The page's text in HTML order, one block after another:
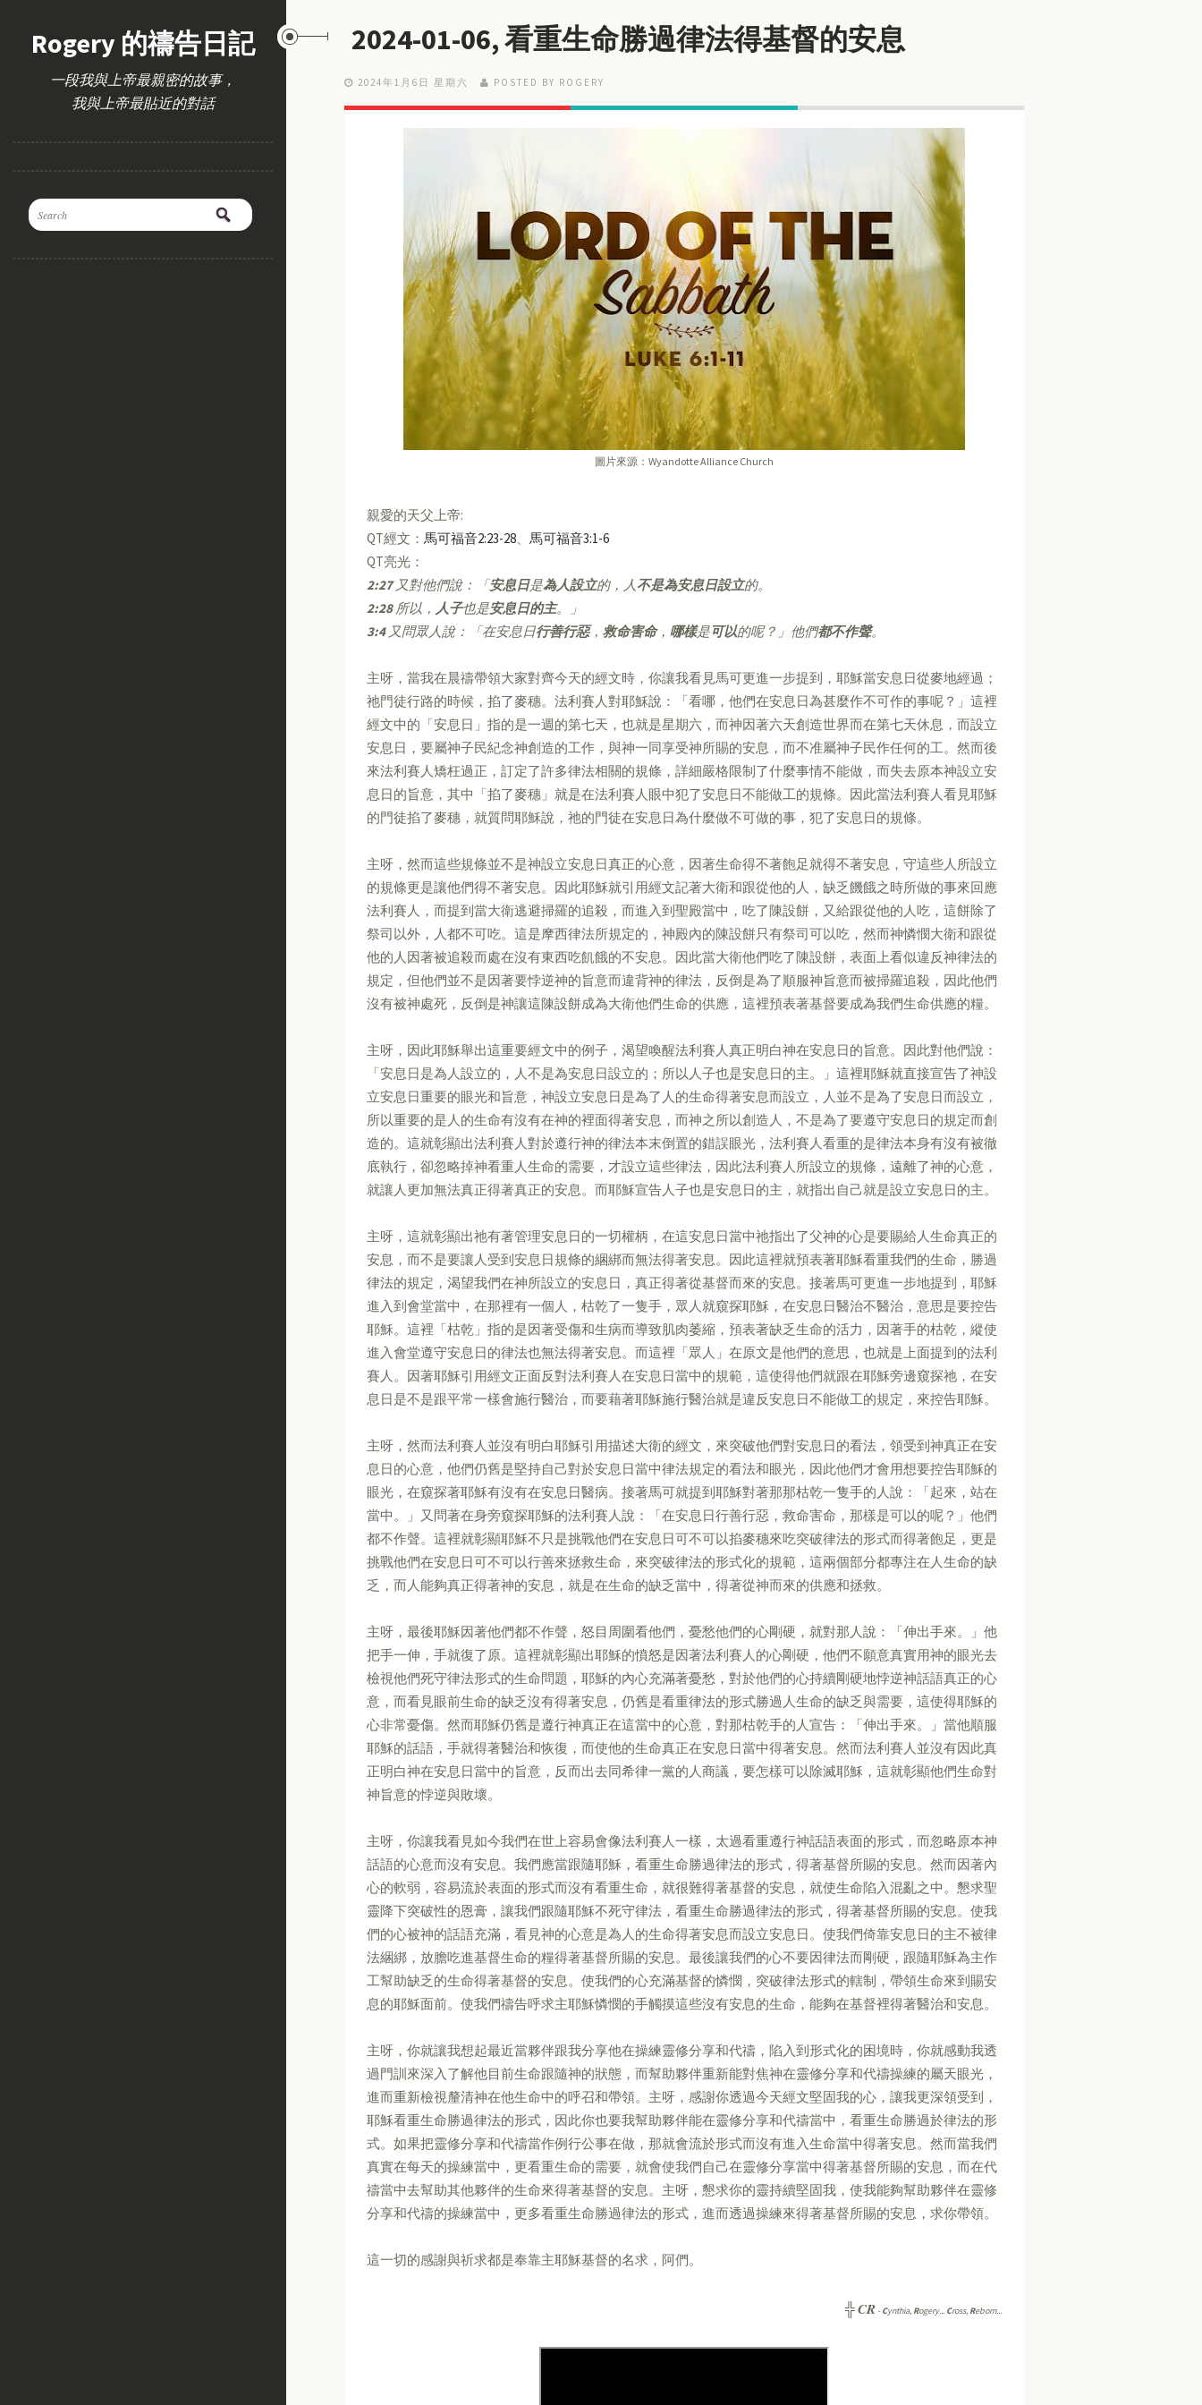
Rogery 的禱告日記
一段我與上帝最親密的故事，
我與上帝最貼近的對話
2024-01-06, 看重生命勝過律法得基督的安息
2024年1月6日 星期六 POSTED BY ROGERY
圖片來源：Wyandotte Alliance Church
親愛的天父上帝:
QT經文： 馬可福音2:23-28
馬可福音3:1-6
QT亮光：
2:27又對他們說：「安息日是為人設立的，人 不是為安息日設立的。
2:28所以， 人子也是安息日的主。」
3:4又問眾人說：「在安息日行善行惡， 救命害命， 哪樣是可以的呢？」他們都不作聲。
主呀，當我在晨禱帶領大家對齊今天的經文時，你讓我看見馬可更進一步提到，耶穌當安息日從麥地經過；
祂門徒行路的時候，掐了麥穗。法利賽人對耶穌說：「看哪，他們在安息日為甚麼作不可作的事呢？」這裡
經文中的「安息日」指的是一週的第七天，也就是星期六，而神因著六天創造世界而在第七天休息，而設立
安息日，要屬神子民紀念神創造的工作，與神一同享受神所賜的安息，而不准屬神子民作任何的工。然而後
來法利賽人矯枉過正，訂定了許多律法相關的規條，詳細嚴格限制了什麼事情不能做，而失去原本神設立安
息日的旨意，其中「掐了麥穗」就是在法利賽人眼中犯了安息日不能做工的規條。因此當法利賽人看見耶穌
的門徒掐了麥穗，就質問耶穌說，祂的門徒在安息日為什麼做不可做的事，犯了安息日的規條。
主呀，然而這些規條並不是神設立安息日真正的心意，因著生命得不著飽足就得不著安息，守這些人所設立
的規條更是讓他們得不著安息。因此耶穌就引用經文記著大衛和跟從他的人，缺乏饑餓之時所做的事來回應
法利賽人，而提到當大衛逃避掃羅的追殺，而進入到聖殿當中，吃了陳設餅，又給跟從他的人吃，這餅除了
祭司以外，人都不可吃。這是摩西律法所規定的，神殿內的陳設餅只有祭司可以吃，然而神憐憫大衛和跟從
他的人因著被追殺而處在沒有東西吃飢餓的不安息。因此當大衛他們吃了陳設餅，表面上看似違反神律法的
規定，但他們並不是因著要悖逆神的旨意而違背神的律法，反倒是為了順服神旨意而被掃羅追殺，因此他們
沒有被神處死，反倒是神讓這陳設餅成為大衛他們生命的供應，這裡預表著基督要成為我們生命供應的糧。
主呀，因此耶穌舉出這重要經文中的例子，渴望喚醒法利賽人真正明白神在安息日的旨意。因此對他們說：
「安息日是為人設立的，人不是為安息日設立的；所以人子也是安息日的主。」這裡耶穌就直接宣告了神設
立安息日重要的眼光和旨意，神設立安息日是為了人的生命得著安息而設立，人並不是為了安息日而設立，
所以重要的是人的生命有沒有在神的裡面得著安息，而神之所以創造人，不是為了要遵守安息日的規定而創
造的。這就彰顯出法利賽人對於遵行神的律法本末倒置的錯誤眼光，法利賽人看重的是律法本身有沒有被徹
底執行，卻忽略掉神看重人生命的需要，才設立這些律法，因此法利賽人所設立的規條，遠離了神的心意，
就讓人更加無法真正得著真正的安息。而耶穌宣告人子也是安息日的主，就指出自己就是設立安息日的主。
主呀，這就彰顯出祂有著管理安息日的一切權柄，在這安息日當中祂指出了父神的心是要賜給人生命真正的
安息，而不是要讓人受到安息日規條的綑綁而無法得著安息。因此這裡就預表著耶穌看重我們的生命，勝過
律法的規定，渴望我們在神所設立的安息日，真正得著從基督而來的安息。接著馬可更進一步地提到，耶穌
進入到會堂當中，在那裡有一個人，枯乾了一隻手，眾人就窺探耶穌，在安息日醫治不醫治，意思是要控告
耶穌。這裡「枯乾」指的是因著受傷和生病而導致肌肉萎縮，預表著缺乏生命的活力，因著手的枯乾，縱使
進入會堂遵守安息日的律法也無法得著安息。而這裡「眾人」在原文是他們的意思，也就是上面提到的法利
賽人。因著耶穌引用經文正面反對法利賽人在安息日當中的規範，這使得他們就跟在耶穌旁邊窺探祂，在安
息日是不是跟平常一樣會施行醫治，而要藉著耶穌施行醫治就是違反安息日不能做工的規定，來控告耶穌。
主呀，然而法利賽人並沒有明白耶穌引用描述大衛的經文，來突破他們對安息日的看法，領受到神真正在安
息日的心意，他們仍舊是堅持自己對於安息日當中律法規定的看法和眼光，因此他們才會用想要控告耶穌的
眼光，在窺探著耶穌有沒有在安息日醫病。接著馬可就提到耶穌對著那那枯乾一隻手的人說：「起來，站在
當中。」又問著在身旁窺探耶穌的法利賽人說：「在安息日行善行惡，救命害命，那樣是可以的呢？」他們
都不作聲。這裡就彰顯耶穌不只是挑戰他們在安息日可不可以掐麥穗來吃突破律法的形式而得著飽足，更是
挑戰他們在安息日可不可以行善來拯救生命，來突破律法的形式化的規範，這兩個部分都專注在人生命的缺
乏，而人能夠真正得著神的安息，就是在生命的缺乏當中，得著從神而來的供應和拯救。
主呀，最後耶穌因著他們都不作聲，怒目周圍看他們，憂愁他們的心剛硬，就對那人說：「伸出手來。」他
把手一伸，手就復了原。這裡就彰顯出耶穌的憤怒是因著法利賽人的心剛硬，他們不願意真實用神的眼光去
檢視他們死守律法形式的生命問題，耶穌的內心充滿著憂愁，對於他們的心持續剛硬地悖逆神話語真正的心
意，而看見眼前生命的缺乏沒有得著安息，仍舊是看重律法的形式勝過人生命的缺乏與需要，這使得耶穌的
心非常憂傷。然而耶穌仍舊是遵行神真正在這當中的心意，對那枯乾手的人宣告：「伸出手來。」當他順服
耶穌的話語，手就得著醫治和恢復，而使他的生命真正在安息日當中得著安息。然而法利賽人並沒有因此真
正明白神在安息日當中的旨意，反而出去同希律一黨的人商議，要怎樣可以除滅耶穌，這就彰顯他們生命對
神旨意的悖逆與敗壞。
主呀，你讓我看見如今我們在世上容易會像法利賽人一樣，太過看重遵行神話語表面的形式，而忽略原本神
話語的心意而沒有安息。我們應當跟隨耶穌，看重生命勝過律法的形式，得著基督所賜的安息。然而因著內
心的軟弱，容易流於表面的形式而沒有看重生命，就很難得著基督的安息，就使生命陷入混亂之中。懇求聖
靈降下突破性的恩膏，讓我們跟隨耶穌不死守律法，看重生命勝過律法的形式，得著基督所賜的安息。使我
們的心被神的話語充滿，看見神的心意是為人的生命得著安息而設立安息日。使我們倚靠安息日的主不被律
法綑綁，放膽吃進基督生命的糧得著基督所賜的安息。最後讓我們的心不要因律法而剛硬，跟隨耶穌為主作
工幫助缺乏的生命得著基督的安息。使我們的心充滿基督的憐憫，突破律法形式的轄制，帶領生命來到賜安
息的耶穌面前。使我們禱告呼求主耶穌憐憫的手觸摸這些沒有安息的生命，能夠在基督裡得著醫治和安息。
主呀，你就讓我想起最近當夥伴跟我分享他在操練靈修分享和代禱，陷入到形式化的困境時，你就感動我透
過門訓來深入了解他目前生命跟隨神的狀態，而幫助夥伴重新能對焦神在靈修分享和代禱操練的屬天眼光，
進而重新檢視釐清神在他生命中的呼召和帶領。主呀，感謝你透過今天經文堅固我的心，讓我更深領受到，
耶穌看重生命勝過律法的形式，因此你也要我幫助夥伴能在靈修分享和代禱當中，看重生命勝過於律法的形
式。如果把靈修分享和代禱當作例行公事在做，那就會流於形式而沒有進入生命當中得著安息。然而當我們
真實在每天的操練當中，更看重生命的需要，就會使我們自己在靈修分享當中得著基督所賜的安息，而在代
禱當中去幫助其他夥伴的生命來得著基督的安息。主呀，懇求你的靈持續堅固我，使我能夠幫助夥伴在靈修
分享和代禱的操練當中，更多看重生命勝過律法的形式，進而透過操練來得著基督所賜的安息，求你帶領。
這一切的感謝與祈求都是奉靠主耶穌基督的名求，阿們。
╬CR -Cynthia, Rogery... Cross, Reborn...